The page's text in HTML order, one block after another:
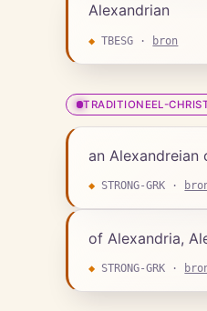
Alexandrian
◆ TBESG · bron
TRADITIONEEL-
an Alexandreian
◆ STRONG-GRK ·
of Alexandria,
◆ STRONG-GRK ·